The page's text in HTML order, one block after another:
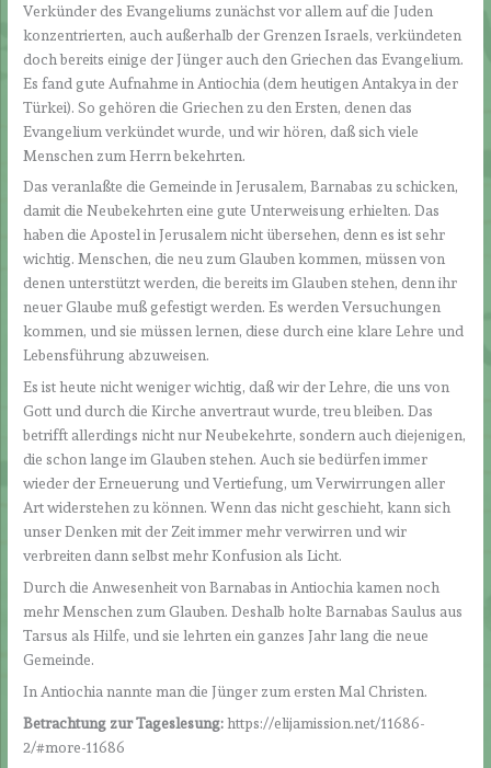
Verkünder des Evangeliums zunächst vor allem auf die Juden
konzentrierten, auch außerhalb der Grenzen Israels, verkündeten
doch bereits einige der Jünger auch den Griechen das Evangelium.
Es fand gute Aufnahme in Antiochia (dem heutigen Antakya in der
Türkei). So gehören die Griechen zu den Ersten, denen das
Evangelium verkündet wurde, und wir hören, daß sich viele
Menschen zum Herrn bekehrten.
Das veranlaßte die Gemeinde in Jerusalem, Barnabas zu schicken,
damit die Neubekehrten eine gute Unterweisung erhielten. Das
haben die Apostel in Jerusalem nicht übersehen, denn es ist sehr
wichtig. Menschen, die neu zum Glauben kommen, müssen von
denen unterstützt werden, die bereits im Glauben stehen, denn ihr
neuer Glaube muß gefestigt werden. Es werden Versuchungen
kommen, und sie müssen lernen, diese durch eine klare Lehre und
Lebensführung abzuweisen.
Es ist heute nicht weniger wichtig, daß wir der Lehre, die uns von
Gott und durch die Kirche anvertraut wurde, treu bleiben. Das
betrifft allerdings nicht nur Neubekehrte, sondern auch diejenigen,
die schon lange im Glauben stehen. Auch sie bedürfen immer
wieder der Erneuerung und Vertiefung, um Verwirrungen aller
Art widerstehen zu können. Wenn das nicht geschieht, kann sich
unser Denken mit der Zeit immer mehr verwirren und wir
verbreiten dann selbst mehr Konfusion als Licht.
Durch die Anwesenheit von Barnabas in Antiochia kamen noch
mehr Menschen zum Glauben. Deshalb holte Barnabas Saulus aus
Tarsus als Hilfe, und sie lehrten ein ganzes Jahr lang die neue
Gemeinde.
In Antiochia nannte man die Jünger zum ersten Mal Christen.
Betrachtung zur Tageslesung:https://elijamission.net/11686-
2/#more-11686